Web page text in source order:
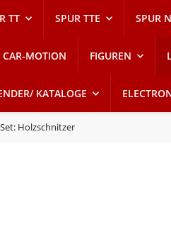
TT SPUR TTE SPUR N
MOTION FIGUREN
KATALOGE
Holzschnitzer